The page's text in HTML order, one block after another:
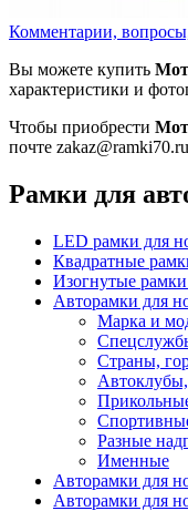
Комментарии,
Вы можете купить
характеристики и
Чтобы приобрести
почте
Рамки для
LED рамки для
Квадратные
Изогнутые
Авторамки для
Марка и
Страны,
Разные
Именные
Авторамки для
Авторамки для